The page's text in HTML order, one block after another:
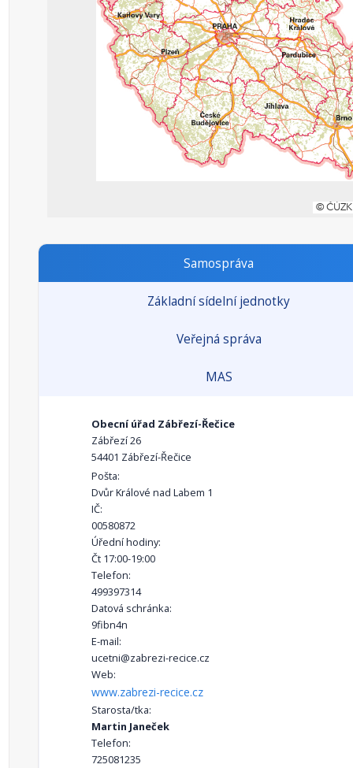
Samospráva
Základní sídelní jednotky
Veřejná správa
MAS
Obecní úřad Zábřezí-Řečice
Zábřezí 26
54401 Zábřezí-Řečice
Pošta:
Dvůr Králové nad Labem 1
IČ:
00580872
Úřední hodiny:
Čt 17:00-19:00
Telefon:
499397314
Datová schránka:
9fibn4n
E-mail:
ucetni@zabrezi-recice.cz
Web:
www.zabrezi-recice.cz
Starosta/tka:
Martin Janeček
Telefon:
725081235